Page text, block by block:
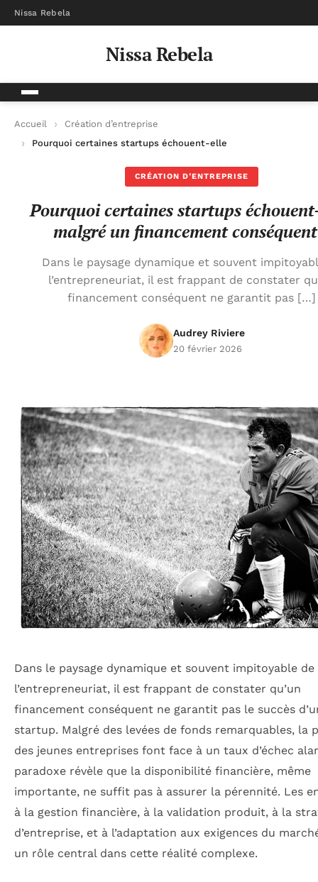
Nissa Rebela
Nissa Rebela
Accueil
Création d’entreprise
Pourquoi certaines startups échouent-elles malgré un
CRÉATION D’ENTREPRISE
Pourquoi certaines startups
malgré un financement
Dans le paysage dynamique et souvent
l’entrepreneuriat, il est frappant de constater
financement conséquent ne garantit pas […]
Audrey Riviere
20 février 2026
Dans le paysage dynamique et souvent impitoyable de
l’entrepreneuriat, il est frappant de constater qu’un
financement conséquent ne garantit pas le succès
startup. Malgré des levées de fonds remarquables, la
des jeunes entreprises font face à un taux d’échec
paradoxe révèle que la disponibilité financière, même
importante, ne suffit pas à assurer la pérennité. Les
à la gestion financière, à la validation produit, à la
d’entreprise, et à l’adaptation aux exigences du
un rôle central dans cette réalité complexe.